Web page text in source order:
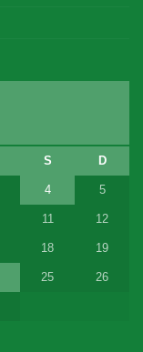
S D
4 5
11 12
18 19
25 26